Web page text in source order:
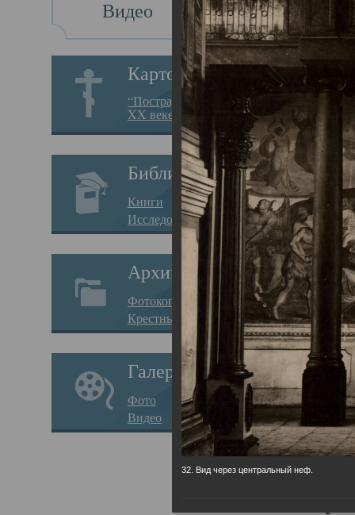
Видео
Картотека
“Пострадавшие за веру в
XX веке на Севере”
Библиотека
Книги
Исследования
Архив
Фотокопии дел
Крестные ходы
Галерея
Фото
Видео
32. Вид через центральный неф.